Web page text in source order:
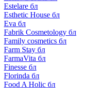
Estelare бл
Esthetic House бл
Eva бл
Fabrik Cosmetology бл
Family cosmetics бл
Farm Stay бл
FarmaVita бл
Finesse бл
Florinda бл
Food A Holic бл